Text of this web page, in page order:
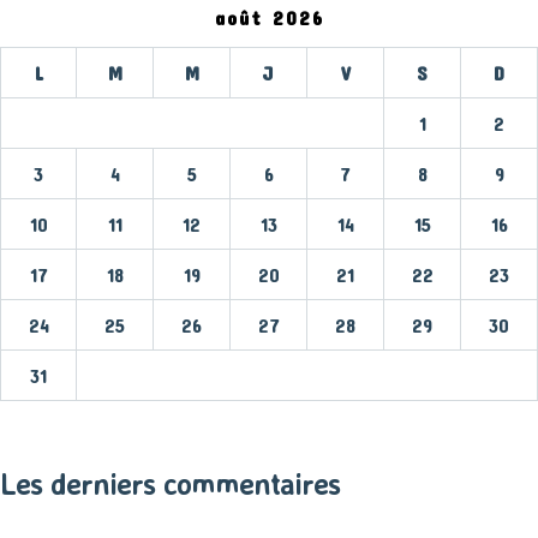
août 2026
L M M J V S D
1 2
3 4 5 6 7 8 9
10 11 12 13 14 15 16
17 18 19 20 21 22 23
24 25 26 27 28 29 30
31
Les derniers commentaires